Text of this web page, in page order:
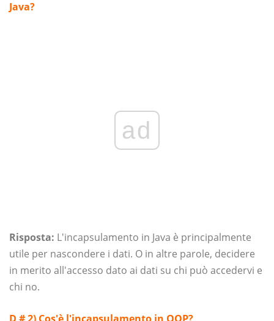
Java?
ad
Risposta: L'incapsulamento in Java è principalmente
utile per nascondere i dati. O in altre parole, decidere
in merito all'accesso dato ai dati su chi può accedervi e
chi no.